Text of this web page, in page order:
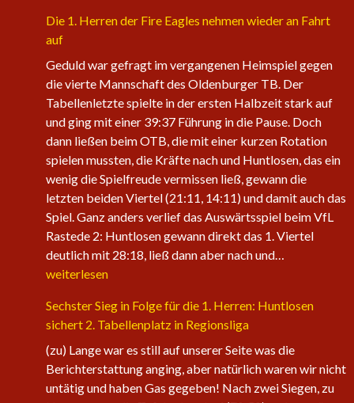
Herrenteams
Die 1. Herren der Fire Eagles nehmen wieder an Fahrt
auf
Geduld war gefragt im vergangenen Heimspiel gegen
die vierte Mannschaft des Oldenburger TB. Der
Tabellenletzte spielte in der ersten Halbzeit stark auf
und ging mit einer 39:37 Führung in die Pause. Doch
dann ließen beim OTB, die mit einer kurzen Rotation
spielen mussten, die Kräfte nach und Huntlosen, das ein
wenig die Spielfreude vermissen ließ, gewann die
letzten beiden Viertel (21:11, 14:11) und damit auch das
Spiel. Ganz anders verlief das Auswärtsspiel beim VfL
Rastede 2: Huntlosen gewann direkt das 1. Viertel
deutlich mit 28:18, ließ dann aber nach und…
der
Eagles
nehmen
wieder
weiterlesen
Sechster Sieg in Folge für die 1. Herren: Huntlosen
sichert 2. Tabellenplatz in Regionsliga
(zu) Lange war es still auf unserer Seite was die
Berichterstattung anging, aber natürlich waren wir nicht
untätig und haben Gas gegeben! Nach zwei Siegen, zu